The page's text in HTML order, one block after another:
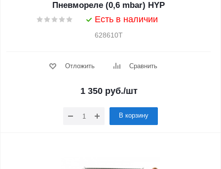
Пневмореле (0,6 mbar) HYP
Есть в наличии
628610T
Отложить Сравнить
1 350руб./шт
В корзину